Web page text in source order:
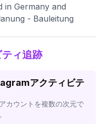
in Germany and
- Bauleitung
ィ追跡
アクティビテ
カウントを複数の次元で